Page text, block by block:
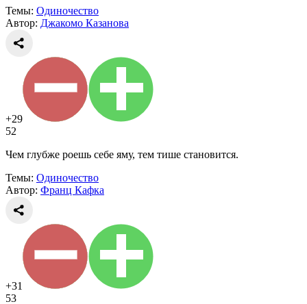
Темы: Одиночество
Автор: Джакомо Казанова
+29
52
Чем глубже роешь себе яму, тем тише становится.
Темы: Одиночество
Автор: Франц Кафка
+31
53